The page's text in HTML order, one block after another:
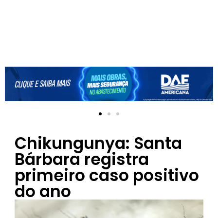
Chikungunya: Santa
Bárbara registra
primeiro caso positivo
do ano